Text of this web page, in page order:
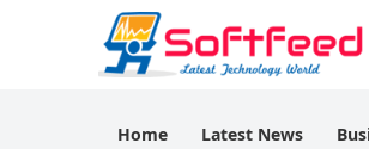
Home Latest News